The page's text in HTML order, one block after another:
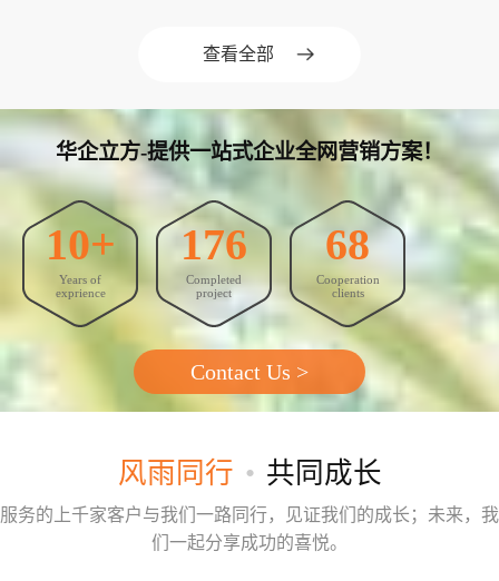
全网营销
竞价托管
GEO优化
抖音代运营
外贸建站营销
查看全部
华企立方-提供一站式企业全网营销方案！
10+
Years of
exprience
176
Completed
project
68
Cooperation
clients
Contact Us >
风雨同行 • 共同成长
服务的上千家客户与我们一路同行，见证我们的成长；未来，我
们一起分享成功的喜悦。